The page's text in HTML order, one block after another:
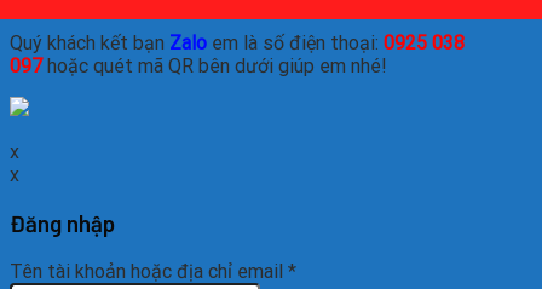
Quý khách kết bạn Zalo em là số điện thoại: 0925 038
097hoặc quét mã QR bên dưới giúp em nhé!
x
x
Đăng nhập
Tên tài khoản hoặc địa chỉ email *